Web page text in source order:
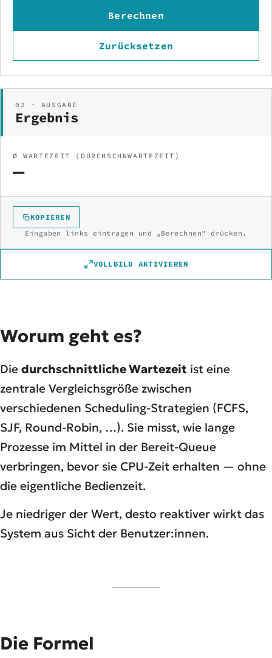
Berechnen
Zurücksetzen
02 · AUSGABE
Ergebnis
Ø WARTEZEIT (DURCHSCHNWARTEZEIT)
—
KOPIEREN
Eingaben links eintragen und „Berechnen" drücken.
VOLLBILD AKTIVIEREN
Worum geht es?
Die durchschnittliche Wartezeit ist eine
zentrale Vergleichsgröße zwischen
verschiedenen Scheduling-Strategien (FCFS,
SJF, Round-Robin, …). Sie misst, wie lange
Prozesse im Mittel in der Bereit-Queue
verbringen, bevor sie CPU-Zeit erhalten — ohne
die eigentliche Bedienzeit.
Je niedriger der Wert, desto reaktiver wirkt das
System aus Sicht der Benutzer:innen.
Die Formel